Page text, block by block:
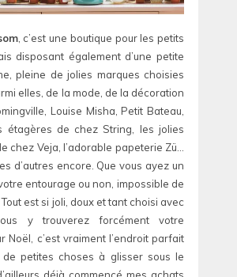
, c’est une boutique pour les petits
disposant également d’une petite
pleine de jolies marques choisies
elles, de la mode, de la décoration
Louise Misha, Petit Bateau,
étagères de chez String, les jolies
chez Veja, l’adorable papeterie Zü…
d’autres encore. Que vous ayez un
entourage ou non, impossible de
est si joli, doux et tant choisi avec
y trouverez forcément votre
Noël, c’est vraiment l’endroit parfait
petites choses à glisser sous le